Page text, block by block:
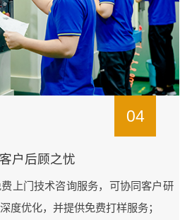
04
户后顾之忧
上门技术咨询服务，可协同客户研
度优化，并提供免费打样服务；